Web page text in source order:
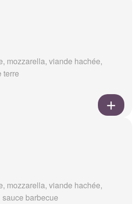
mozzarella, viande hachée,
terre
mozzarella, viande hachée,
barbecue